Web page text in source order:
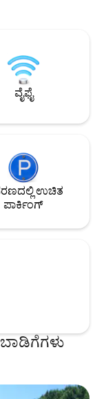
ದೂರದಲ್ಲಿವೆ. 2
ಹಾಕಿರುವ ಖಾಸಗಿ
ವೈಫೈ
ಉಚಿತ
ಪಾರ್ಕಿಂಗ್
ಬಾಡಿಗೆಗಳು